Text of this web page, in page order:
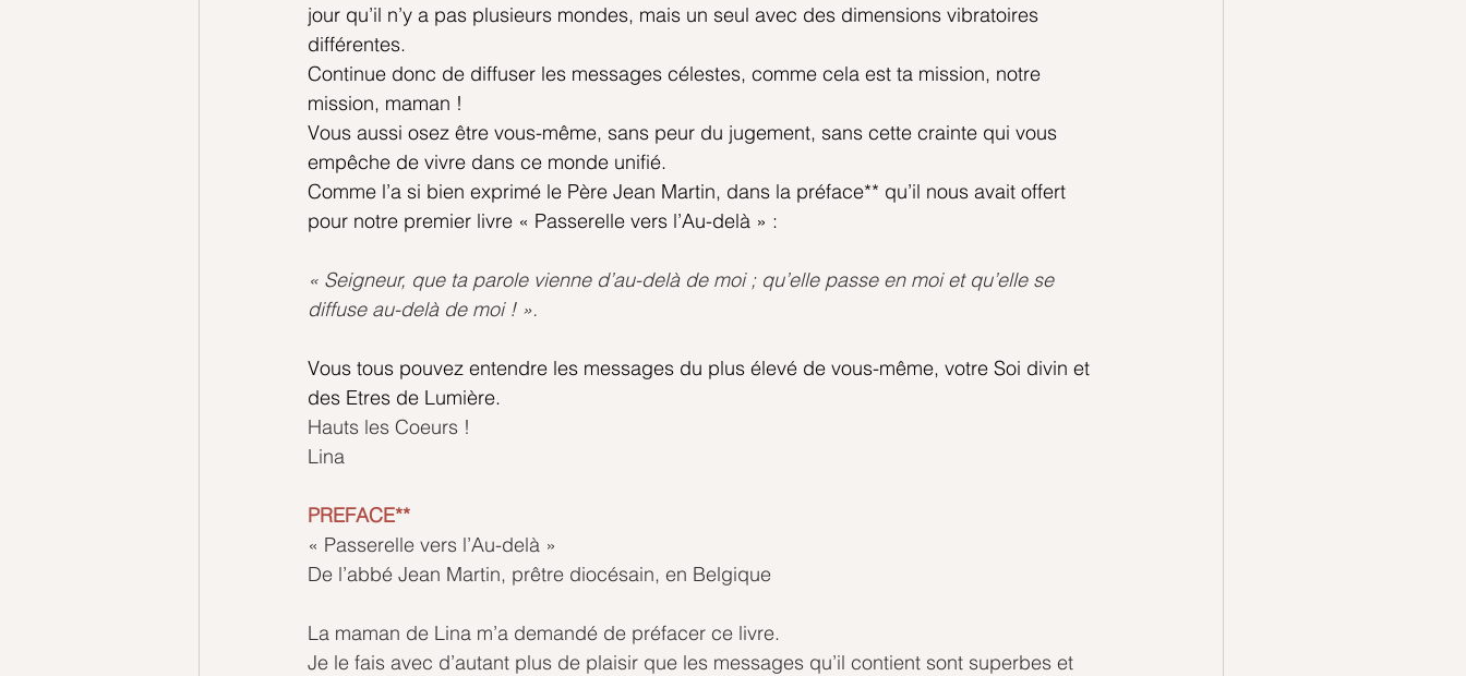
jour qu’il n’y a pas plusieurs mondes, mais un seul avec des dimensions vibratoires
différentes.
Continue donc de diffuser les messages célestes, comme cela est ta mission, notre
mission, maman !
Vous aussi osez être vous-même, sans peur du jugement, sans cette crainte qui vous
empêche de vivre dans ce monde unifié.
Comme l’a si bien exprimé le Père Jean Martin, dans la préface** qu’il nous avait offert
pour notre premier livre « Passerelle vers l’Au-delà » :
« Seigneur, que ta parole vienne d’au-delà de moi ; qu’elle passe en moi et qu’elle se
diffuse au-delà de moi ! ».
Vous tous pouvez entendre les messages du plus élevé de vous-même, votre Soi divin et
des Etres de Lumière.
Hauts les Coeurs !
Lina
PREFACE**
« Passerelle vers l’Au-delà »
De l’abbé Jean Martin, prêtre diocésain, en Belgique
La maman de Lina m’a demandé de préfacer ce livre.
Je le fais avec d’autant plus de plaisir que les messages qu’il contient sont superbes et